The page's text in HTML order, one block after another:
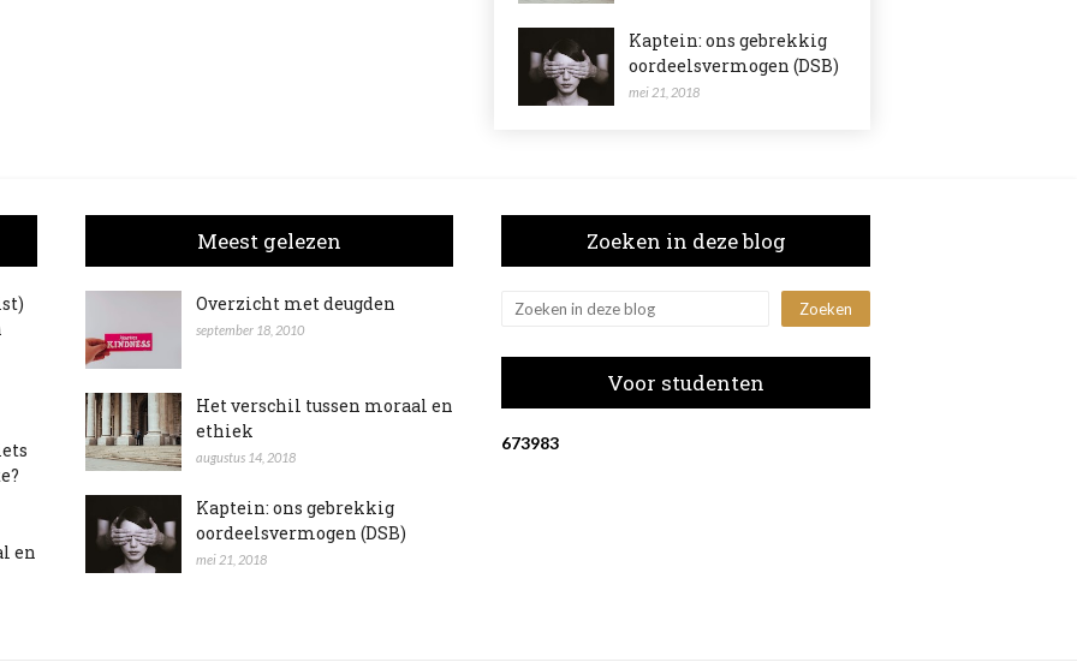
Kaptein: ons gebrekkig
oordeelsvermogen (DSB)
mei 21, 2018
en
Meest gelezen
Overzicht met deugden
september 18, 2010
Het verschil tussen moraal en
ethiek
augustus 14, 2018
Kaptein: ons gebrekkig
oordeelsvermogen (DSB)
mei 21, 2018
Zoeken in deze blog
Voor studenten
673983